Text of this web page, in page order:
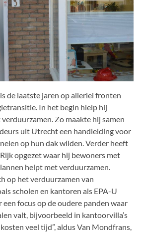
de laatste jaren op allerlei fronten
In het begin hielp hij
Zo maakte hij samen
uit Utrecht een handleiding voor
op hun dak wilden. Verder heeft
opgezet waar hij bewoners met
helpt met verduurzamen.
op het verduurzamen van
scholen en kantoren als EPA-U
focus op de oudere panden waar
valt, bijvoorbeeld in kantoorvilla’s
veel tijd”, aldus Van Mondfrans,